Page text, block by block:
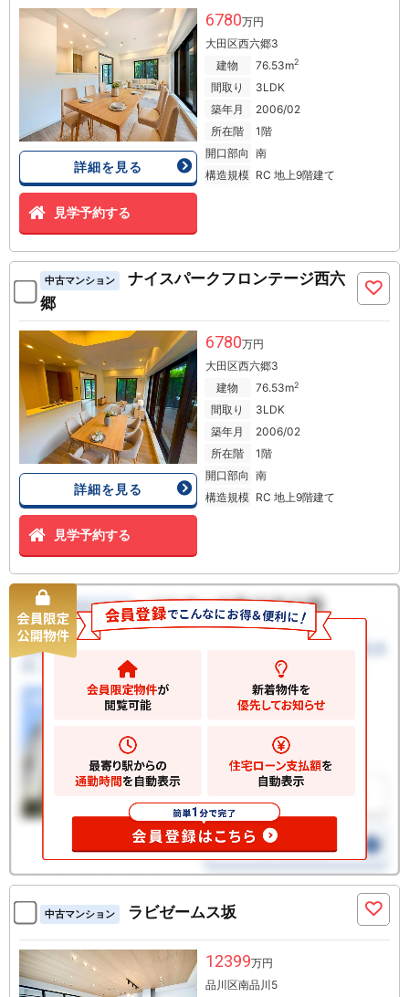
詳細を見る
見学予約する
6780万円
大田区西六郷3
建物
76.53m2
間取り
3LDK
築年月
2006/02
所在階
1階
開口部向 南
構造規模 RC 地上9階建て
中古マンション
ナイスパークフロンテージ西六
郷
詳細を見る
見学予約する
6780万円
大田区西六郷3
建物
76.53m2
間取り
3LDK
築年月
2006/02
所在階
1階
開口部向 南
構造規模 RC 地上9階建て
中古マンション ラビゼームス坂
12399万円
品川区南品川5